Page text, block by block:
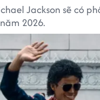
Jackson sẽ có
2026.